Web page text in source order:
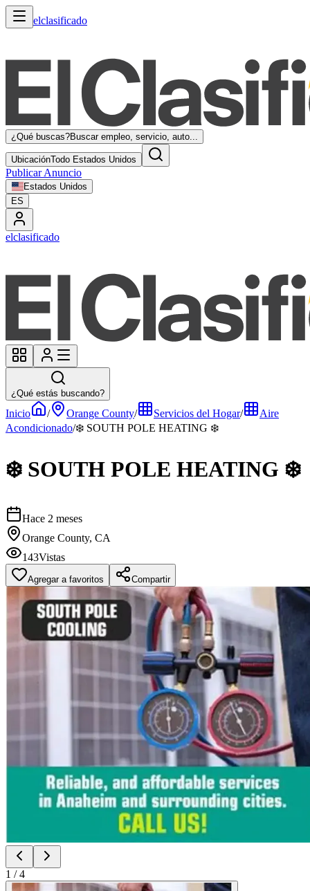
elclasificado
¿Qué buscas?Buscar empleo, servicio, auto...
UbicaciónTodo Estados Unidos
Publicar Anuncio
Estados Unidos
ES
elclasificado
¿Qué estás buscando?
Inicio / Orange County/ Servicios del Hogar/
Aire
Acondicionado/❄️ SOUTH POLE HEATING ❄️
❄️ SOUTH POLE HEATING ❄️
Hace 2 meses
Orange County, CA
143Vistas
Agregar a favoritos Compartir
1 /4